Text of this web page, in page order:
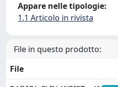
Appare nelle tipologie:
1.1 Articolo in rivista
File in questo prodotto:
File